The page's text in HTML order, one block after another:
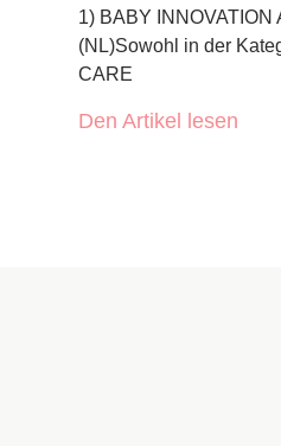
1) BABY INNOVATION
(NL)Sowohl in der
CARE
Den Artikel lesen